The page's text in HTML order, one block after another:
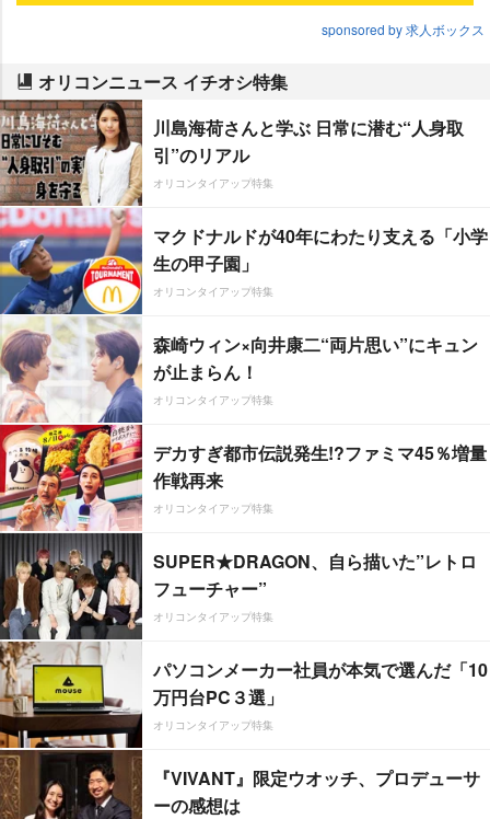
sponsored by 求人ボックス
オリコンニュース イチオシ特集
川島海荷さんと学ぶ 日常に潜む“人身取
引”のリアル
オリコンタイアップ特集
マクドナルドが40年にわたり支える「小学
生の甲子園」
オリコンタイアップ特集
森崎ウィン×向井康二“両片思い”にキュン
が止まらん！
オリコンタイアップ特集
デカすぎ都市伝説発生!?ファミマ45％増量
作戦再来
オリコンタイアップ特集
SUPER★DRAGON、自ら描いた”レトロ
フューチャー”
オリコンタイアップ特集
パソコンメーカー社員が本気で選んだ「10
万円台PC３選」
オリコンタイアップ特集
『VIVANT』限定ウオッチ、プロデューサ
ーの感想は